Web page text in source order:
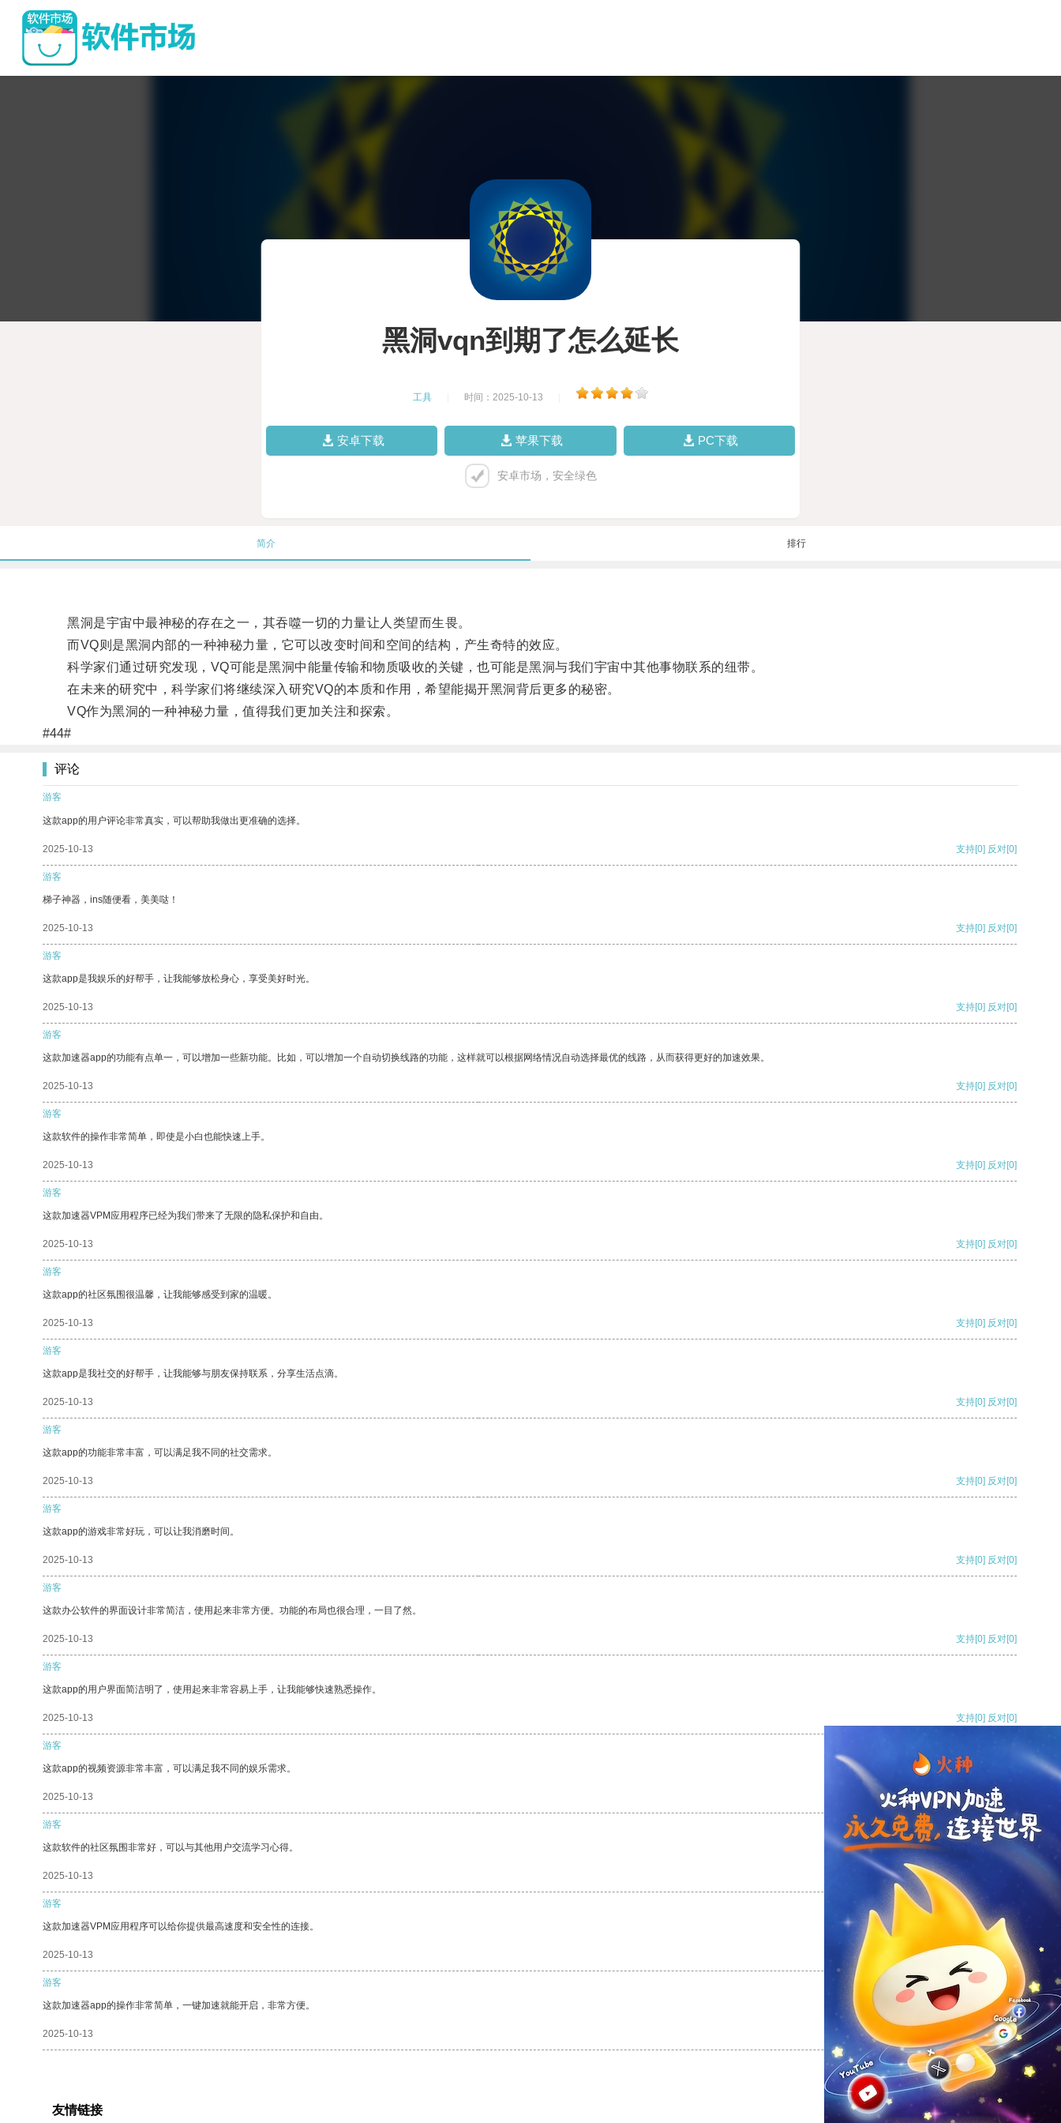
黑洞vqn到期了怎么延长
工具 时间：2025-10-13
安卓下载 苹果下载 PC下载
安卓市场，安全绿色
简介 排行
黑洞是宇宙中最神秘的存在之一，其吞噬一切的力量让人类望而生畏。
而VQ则是黑洞内部的一种神秘力量，它可以改变时间和空间的结构，产生奇特的效应。
科学家们通过研究发现，VQ可能是黑洞中能量传输和物质吸收的关键，也可能是黑洞与我们宇宙中其他事物联系的纽带。
在未来的研究中，科学家们将继续深入研究VQ的本质和作用，希望能揭开黑洞背后更多的秘密。
VQ作为黑洞的一种神秘力量，值得我们更加关注和探索。
#44#
评论
游客
这款app的用户评论非常真实，可以帮助我做出更准确的选择。
2025-10-13 支持[0] 反对[0]
游客
梯子神器，ins随便看，美美哒！
2025-10-13 支持[0] 反对[0]
游客
这款app是我娱乐的好帮手，让我能够放松身心，享受美好时光。
2025-10-13 支持[0] 反对[0]
游客
这款加速器app的功能有点单一，可以增加一些新功能。比如，可以增加一个自动切换线路的功能，这样就可以根据网络情况自动选择最优的线路，从而获得更好的加速效果。
2025-10-13 支持[0] 反对[0]
游客
这款软件的操作非常简单，即使是小白也能快速上手。
2025-10-13 支持[0] 反对[0]
游客
这款加速器VPM应用程序已经为我们带来了无限的隐私保护和自由。
2025-10-13 支持[0] 反对[0]
游客
这款app的社区氛围很温馨，让我能够感受到家的温暖。
2025-10-13 支持[0] 反对[0]
游客
这款app是我社交的好帮手，让我能够与朋友保持联系，分享生活点滴。
2025-10-13 支持[0] 反对[0]
游客
这款app的功能非常丰富，可以满足我不同的社交需求。
2025-10-13 支持[0] 反对[0]
游客
这款app的游戏非常好玩，可以让我消磨时间。
2025-10-13 支持[0] 反对[0]
游客
这款办公软件的界面设计非常简洁，使用起来非常方便。功能的布局也很合理，一目了然。
2025-10-13 支持[0] 反对[0]
游客
这款app的用户界面简洁明了，使用起来非常容易上手，让我能够快速熟悉操作。
2025-10-13 支持[0] 反对[0]
游客
这款app的视频资源非常丰富，可以满足我不同的娱乐需求。
2025-10-13 支持[0] 反对
游客
这款软件的社区氛围非常好，可以与其他用户交流学习心得。
2025-10-13 支持
游客
这款加速器VPM应用程序可以给你提供最高速度和安全性的连接。
2025-10-13 反对 [0]
游客
这款加速器app的操作非常简单，一键加速就能开启，非常方便。
2025-10-13 支持[0] 反对[0]
友情链接